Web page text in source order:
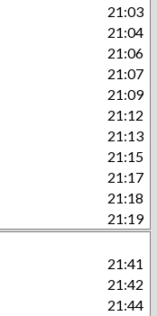
21:03
21:04
21:06
21:07
21:09
21:12
21:13
21:15
21:17
21:18
21:19
21:41
21:42
21:44